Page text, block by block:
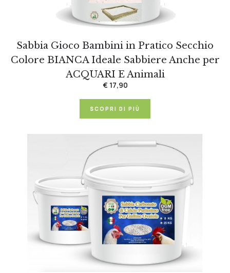
Sabbia Gioco Bambini in Pratico Secchio
Colore BIANCA Ideale Sabbiere Anche per
ACQUARI E Animali
€ 17,90
SCOPRI DI PIÙ